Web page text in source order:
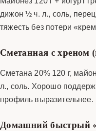
дижон ½ ч. л., соль,
тяжесть без потери
Сметанная с хреном
Сметана 20% 120 г,
л., соль. Хорошо
профиль выразительнее.
Домашний быстрый